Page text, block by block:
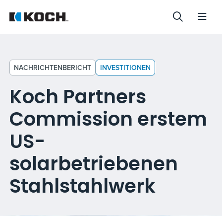
NACHRICHTENBERICHT INVESTITIONEN
Koch Partners
Commission erstem
US-
solarbetriebenen
Stahlstahlwerk